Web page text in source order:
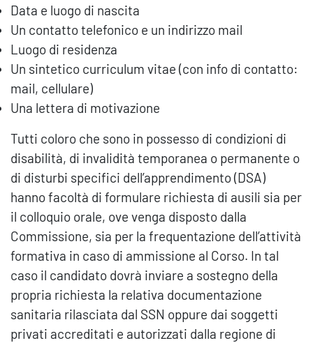
Data e luogo di nascita
Un contatto telefonico e un indirizzo mail
Luogo di residenza
Un sintetico curriculum vitae (con info di contatto:
mail, cellulare)
Una lettera di motivazione
Tutti coloro che sono in possesso di condizioni di
disabilità, di invalidità temporanea o permanente o
di disturbi specifici dell’apprendimento (DSA)
hanno facoltà di formulare richiesta di ausili sia per
il colloquio orale, ove venga disposto dalla
Commissione, sia per la frequentazione dell’attività
formativa in caso di ammissione al Corso. In tal
caso il candidato dovrà inviare a sostegno della
propria richiesta la relativa documentazione
sanitaria rilasciata dal SSN oppure dai soggetti
privati accreditati e autorizzati dalla regione di